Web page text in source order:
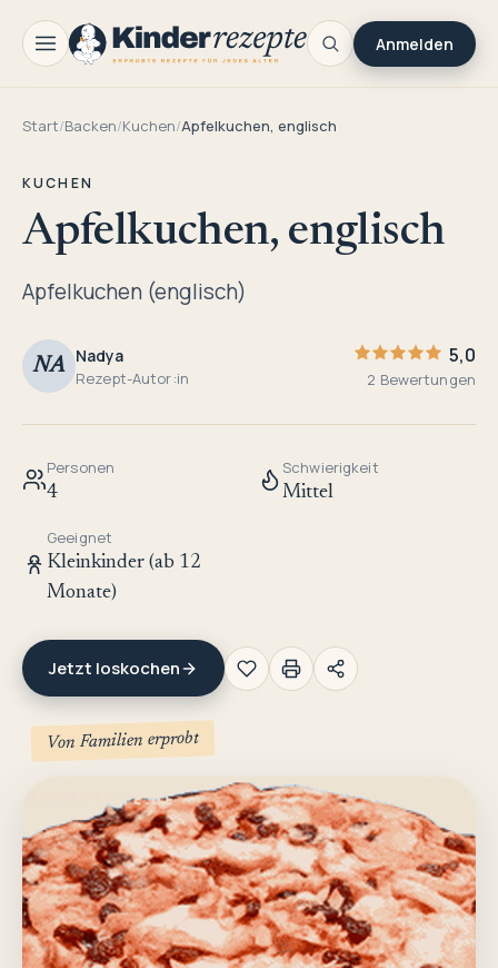
Anmelden
Start/Backen/Kuchen/Apfelkuchen, englisch
KUCHEN
Apfelkuchen, englisch
Apfelkuchen (englisch)
NA Nadya
Rezept-Autor:in
5,0
2 Bewertungen
Personen
4
Schwierigkeit
Mittel
Geeignet
Kleinkinder (ab 12
Monate)
Jetzt loskochen
Von Familien erprobt